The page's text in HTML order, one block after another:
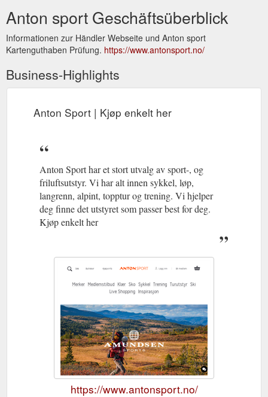
Anton sport Geschäftsüberblick
Informationen zur Händler Webseite und Anton sport
Kartenguthaben Prüfung. https://www.antonsport.no/
Business-Highlights
Anton Sport | Kjøp enkelt her
Anton Sport har et stort utvalg av sport-, og
friluftsutstyr. Vi har alt innen sykkel, løp,
langrenn, alpint, topptur og trening. Vi hjelper
deg finne det utstyret som passer best for deg.
Kjøp enkelt her
https://www.antonsport.no/